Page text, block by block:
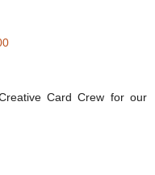
Card Crew for our